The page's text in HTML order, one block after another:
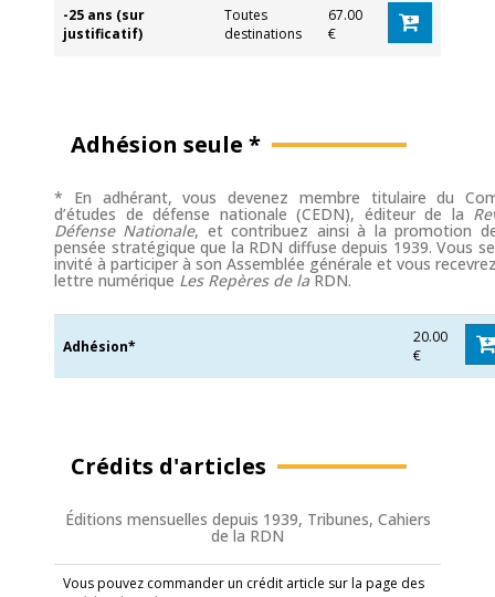
-25 ans (sur
justificatif)
Toutes
destinations
67.00
€
Adhésion seule *
* En adhérant, vous devenez membre titulaire du
d’études de défense nationale (CEDN), éditeur de la
Défense Nationale, et contribuez ainsi à la promotion
pensée stratégique que la RDN diffuse depuis 1939. Vous
invité à participer à son Assemblée générale et vous
lettre numérique Les Repères de laRDN.
Adhésion*
20.00
€
Crédits d'articles
Éditions mensuelles depuis 1939, Tribunes, Cahiers
de la RDN
Vous pouvez commander un crédit article sur la page des